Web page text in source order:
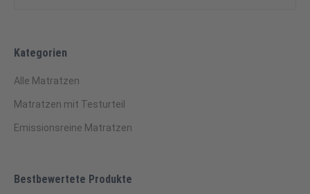
Kategorien
Alle Matratzen
Matratzen mit Testurteil
Emissionsreine Matratzen
Bestbewertete Produkte